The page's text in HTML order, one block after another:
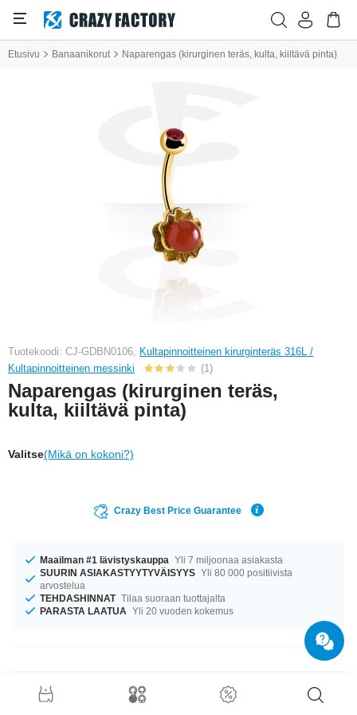
Etusivu Banaanikorut Naparengas (kirurginen teräs, kulta, kiiltävä pinta)
Tuotekoodi: CJ-GDBN0106, Kultapinnoitteinen kirurginteräs 316L /
Kultapinnoitteinen messinki
(1)
Naparengas (kirurginen teräs,
kulta, kiiltävä pinta)
Valitse(Mikä on kokoni?)
Crazy Best Price Guarantee
Maailman #1 lävistyskauppa Yli 7 miljoonaa asiakasta
SUURIN ASIAKASTYYTYVÄISYYS Yli 80 000 positiivista
arvostelua
TEHDASHINNAT Tilaa suoraan tuottajalta
PARASTA LAATUA Yli 20 vuoden kokemus
Tuotetiedot